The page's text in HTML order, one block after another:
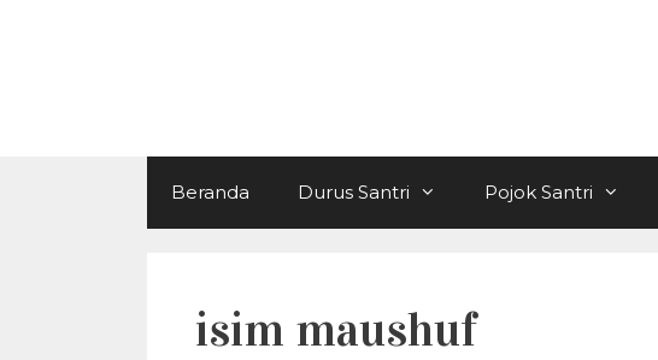
Beranda Durus Santri Pojok Santri
isim maushuf